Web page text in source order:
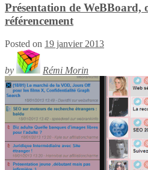
Présentation de WeBBoard,
référencement
Posted on 19 janvier 2013
by Rémi Morin